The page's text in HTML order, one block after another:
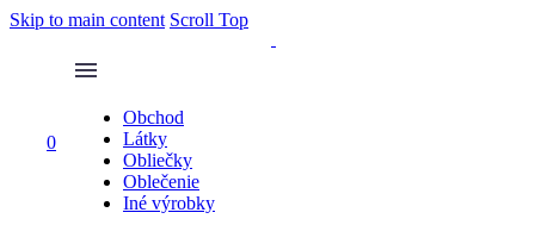
Skip to main content Scroll Top
Obchod
Látky
Obliečky
Oblečenie
Iné výrobky
0